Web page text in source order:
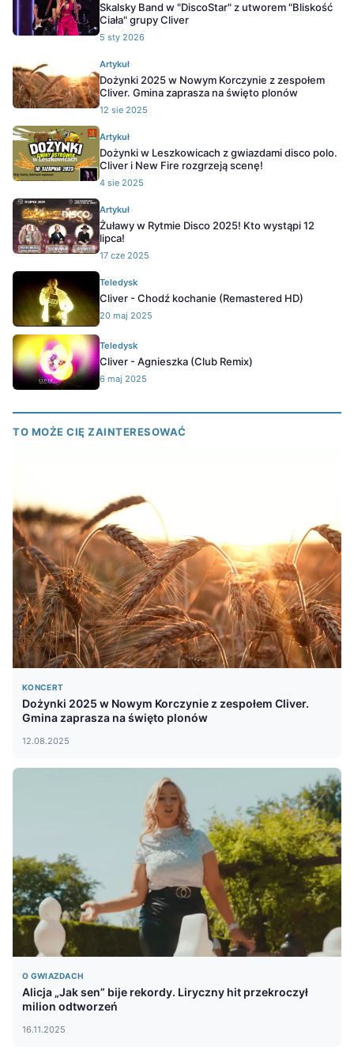
Skalsky Band w "DiscoStar" z utworem "Bliskość
Ciała" grupy Cliver
5 sty 2026
Artykuł
Dożynki 2025 w Nowym Korczynie z zespołem
Cliver. Gmina zaprasza na święto plonów
12 sie 2025
Artykuł
Dożynki w Leszkowicach z gwiazdami disco polo.
Cliver i New Fire rozgrzeją scenę!
4 sie 2025
Artykuł
Żuławy w Rytmie Disco 2025! Kto wystąpi 12
lipca!
17 cze 2025
Teledysk
Cliver - Chodź kochanie (Remastered HD)
20 maj 2025
Teledysk
Cliver - Agnieszka (Club Remix)
6 maj 2025
TO MOŻE CIĘ ZAINTERESOWAĆ
KONCERT
Dożynki 2025 w Nowym Korczynie z zespołem Cliver.
Gmina zaprasza na święto plonów
12.08.2025
O GWIAZDACH
Alicja „Jak sen” bije rekordy. Liryczny hit przekroczył
milion odtworzeń
16.11.2025